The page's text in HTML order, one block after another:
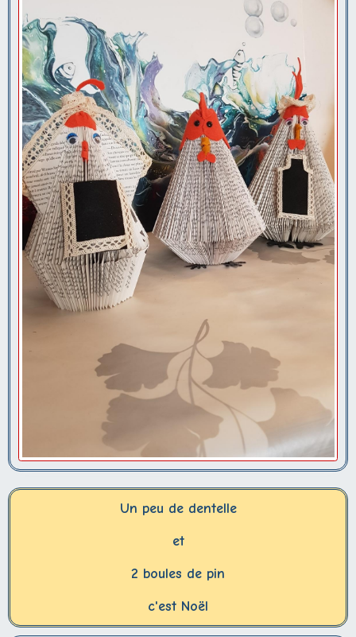
Un peu de dentelle
et
2 boules de pin
c'est Noël